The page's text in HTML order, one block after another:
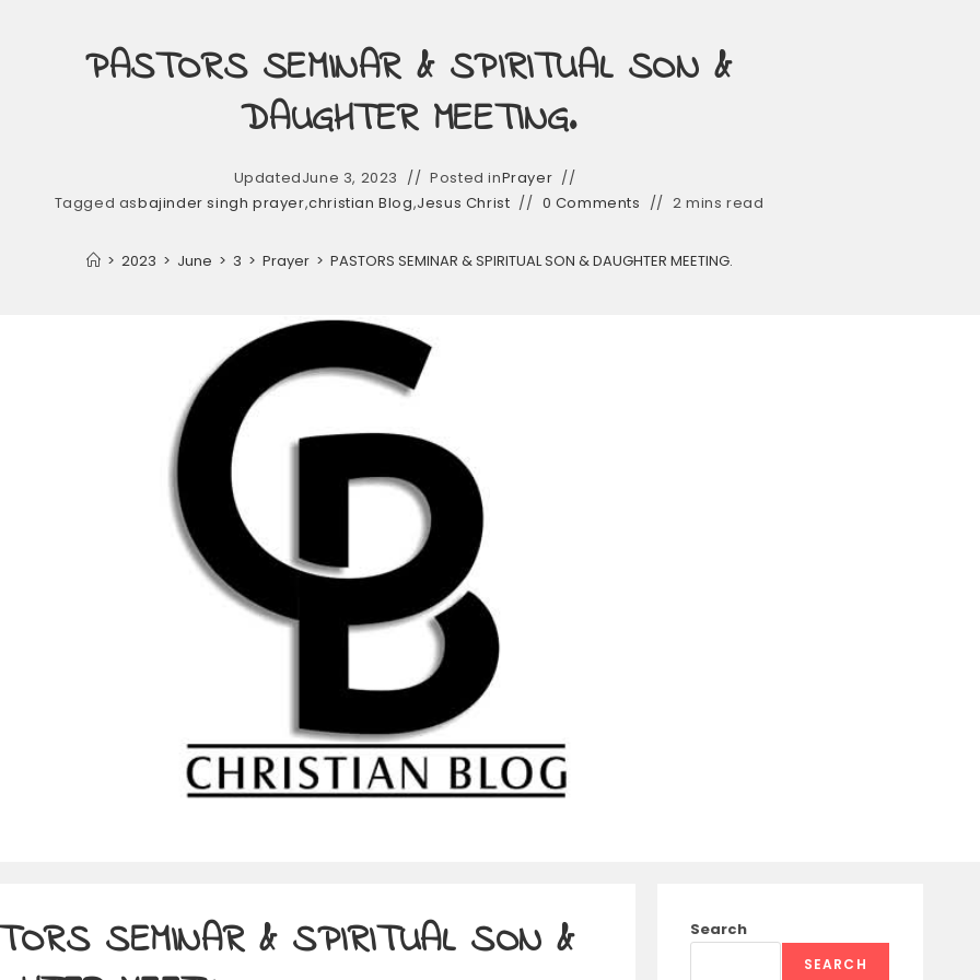
PASTORS SEMINAR & SPIRITUAL SON &
DAUGHTER MEETING.
UpdatedJune 3, 2023 Posted inPrayer
Tagged asbajinder singh prayer,christian Blog,Jesus Christ 0 Comments 2 mins read
> 2023 > June > 3 > Prayer > PASTORS SEMINAR & SPIRITUAL SON & DAUGHTER MEETING.
SEMINAR & SPIRITUAL SON &
Search
SEARCH